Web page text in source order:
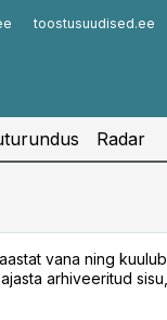
toostusuudised.ee
Radar
vana ning
arhiveeritud